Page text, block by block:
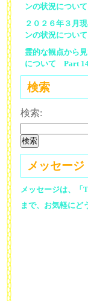
ンの状況につい
２０２６年３月
ンの状況につい
霊的な観点から
について Part
検索
検索:
メッセージ
メッセージは、「
まで、お気軽にど